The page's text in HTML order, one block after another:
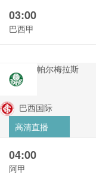
03:00
巴西甲
帕尔梅拉斯
巴西国际
高清直播
04:00
阿甲